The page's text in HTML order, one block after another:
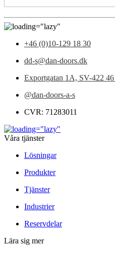
+46 (0)10-129 18 30
dd-s@dan-doors.dk
Exportgatan 1A, SV-422
@dan-doors-a-s
CVR: 71283011
Våra tjänster
Lösningar
Produkter
Tjänster
Industrier
Reservdelar
Lära sig mer